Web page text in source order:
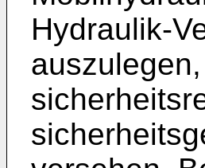
Hydraulik-